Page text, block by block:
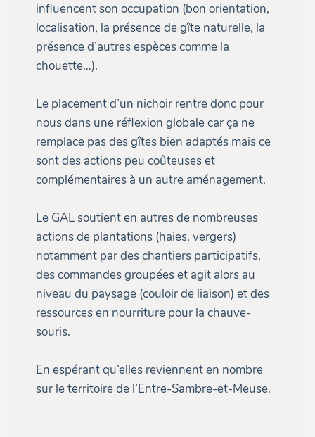
influencent son occupation (bon orientation,
localisation, la présence de gîte naturelle, la
présence d’autres espèces comme la
chouette…).
Le placement d’un nichoir rentre donc pour
nous dans une réflexion globale car ça ne
remplace pas des gîtes bien adaptés mais ce
sont des actions peu coûteuses et
complémentaires à un autre aménagement.
Le GAL soutient en autres de nombreuses
actions de plantations (haies, vergers)
notamment par des chantiers participatifs,
des commandes groupées et agit alors au
niveau du paysage (couloir de liaison) et des
ressources en nourriture pour la chauve-
souris.
En espérant qu’elles reviennent en nombre
sur le territoire de l’Entre-Sambre-et-Meuse.